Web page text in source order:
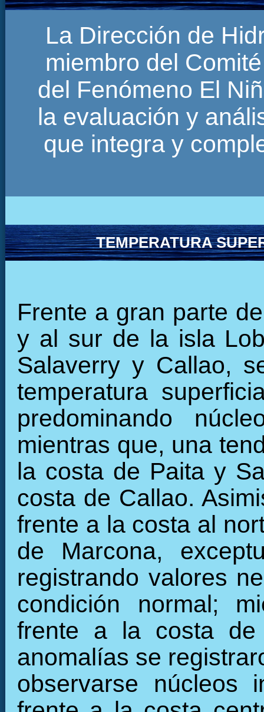
La Dirección de
miembro del
del Fenómeno El
la evaluación y
que integra y
TEMPERATURA
Frente a gran parte
y al sur de la isla
Salaverry y Callao,
temperatura
predominando
mientras que, una
la costa de Paita y
costa de Callao.
frente a la costa al
de Marcona,
registrando valores
condición normal;
frente a la costa de
anomalías se
observarse núcleos